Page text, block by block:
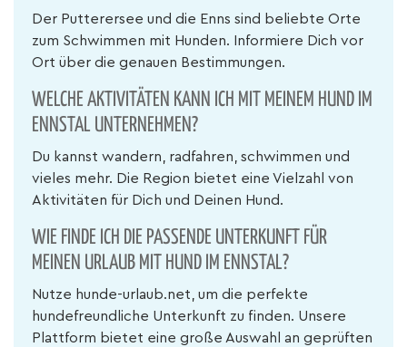
Der Putterersee und die Enns sind beliebte Orte
zum Schwimmen mit Hunden. Informiere Dich vor
Ort über die genauen Bestimmungen.
WELCHE AKTIVITÄTEN KANN ICH MIT MEINEM HUND IM
ENNSTAL UNTERNEHMEN?
Du kannst wandern, radfahren, schwimmen und
vieles mehr. Die Region bietet eine Vielzahl von
Aktivitäten für Dich und Deinen Hund.
WIE FINDE ICH DIE PASSENDE UNTERKUNFT FÜR
MEINEN URLAUB MIT HUND IM ENNSTAL?
Nutze hunde-urlaub.net, um die perfekte
hundefreundliche Unterkunft zu finden. Unsere
Plattform bietet eine große Auswahl an geprüften